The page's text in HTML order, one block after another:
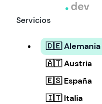
Servicios
🇩🇪 Alemania
🇦🇹 Austria
🇪🇸 España
🇮🇹 Italia